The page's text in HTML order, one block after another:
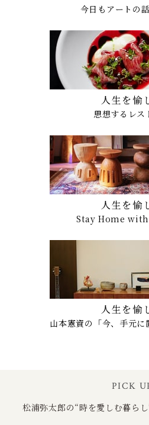
今日もアートの
人生を愉
思想するレス
人生を愉
Stay Home
人生を愉
山本憲資の「今、手元に
PICK
松浦弥太郎の“時を愛しむ暮ら